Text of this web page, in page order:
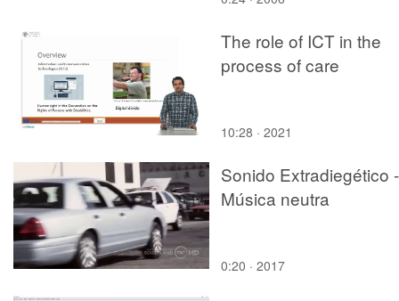
The role of ICT in the
process of care
10:28 · 2021
Sonido Extradiegético -
Música neutra
0:20 · 2017